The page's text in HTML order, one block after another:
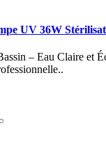
UV 36W
– Eau Claire et